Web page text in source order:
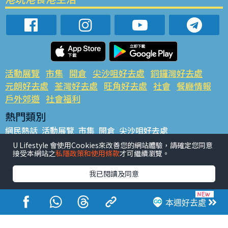
本週好去處
活動展覽 市集 開倉 尖沙咀好去處 銅鑼灣好去處
元朗好去處 荃灣好去處 旺角好去處 社會 餐廳情報
戶外郊遊 社會福利
熱門類別
網民熱話 活動展覽 市集 開倉 尖沙咀好去處
銅鑼灣好去處 元朗好去處 荃灣好去處 旺角好去處 社會
餐廳情報 戶外郊遊
熱門標籤
#UGO搵好去處 #人氣活動推介 #美食社群熱話
#親子玩樂好去處
#ULifestyle應用程式
#限時搶
#UJetso禮物放送
#ULifestyle商戶中心 #著數
U Lifestyle 會使用Cookies來改善您的網站體驗，請確定您同意
接受本網站之私隱政策和使用條款才可繼續瀏覽。
我已閱讀及同意